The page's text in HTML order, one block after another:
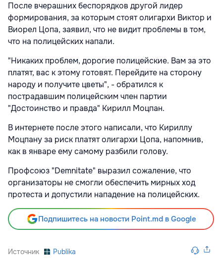
После вчерашних беспорядков другой лидер
формирования, за которым стоят олигархи Виктор и
Виорел Цопа, заявил, что не видит проблемы в том,
что на полицейских напали.
"Никаких проблем, дорогие полицейские. Вам за это
платят, вас к этому готовят. Перейдите на сторону
народу и получите цветы", - обратился к
пострадавшим полицейским член партии
"Достоинство и правда" Кирилл Моцпан.
В интернете после этого написали, что Кириллу
Моцпану за риск платят олигархи Цопа, напомнив,
как в январе ему самому разбили голову.
Профсоюз "Demnitate" выразил сожаление, что
организаторы не смогли обеспечить мирных ход
протеста и допустили нападение на полицейских.
Подпишитесь на новости Point.md в Google
Источник Publika